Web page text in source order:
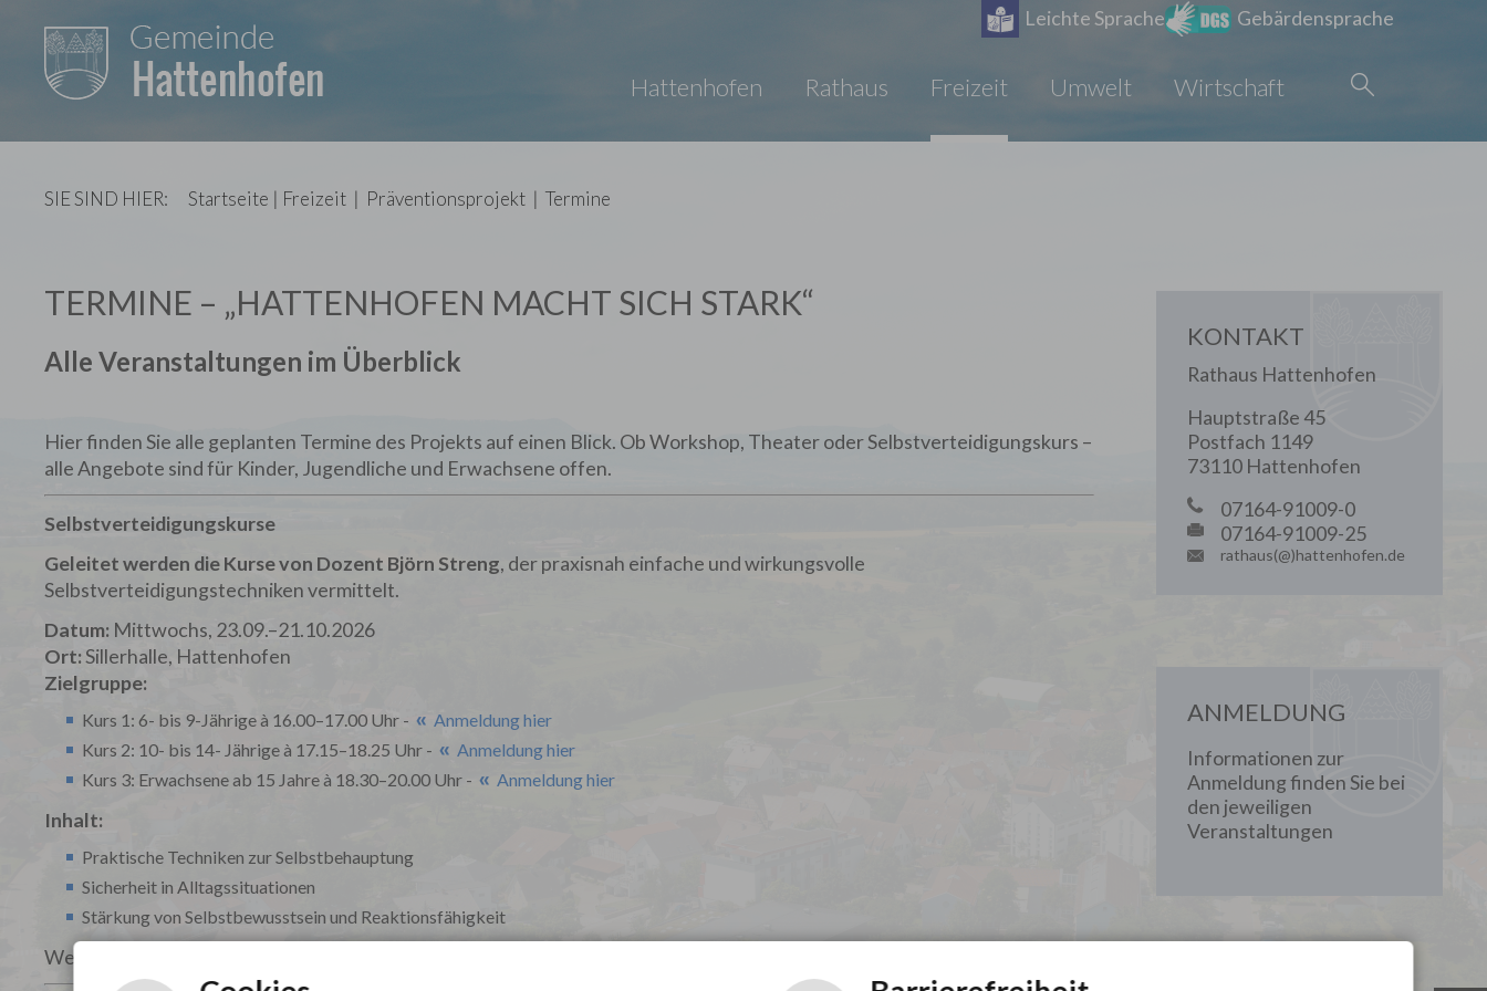
Leichte Sprache Gebärdensprache
Hattenhofen Rathaus Freizeit Umwelt Wirtschaft
SIE SIND HIER: Startseite | Freizeit | Präventionsprojekt | Termine
TERMINE – „HATTENHOFEN MACHT SICH STARK“
Alle Veranstaltungen im Überblick
Hier finden Sie alle geplanten Termine des Projekts auf einen Blick. Ob Workshop, Theater oder Selbstverteidigungskurs –
alle Angebote sind für Kinder, Jugendliche und Erwachsene offen.
Selbstverteidigungskurse
Geleitet werden die Kurse von Dozent Björn Streng, der praxisnah einfache und wirkungsvolle
Selbstverteidigungstechniken vermittelt.
Datum: Mittwochs, 23.09.–21.10.2026
Ort:Sillerhalle, Hattenhofen
Zielgruppe:
Kurs 1: 6- bis 9-Jährige à 16.00–17.00 Uhr -
Anmeldung hier
Kurs 2: 10- bis 14- Jährige à 17.15–18.25 Uhr -
Anmeldung hier
Kurs 3: Erwachsene ab 15 Jahre à 18.30–20.00 Uhr -
Anmeldung hier
Inhalt:
Praktische Techniken zur Selbstbehauptung
Sicherheit in Alltagssituationen
Stärkung von Selbstbewusstsein und Reaktionsfähigkeit
Weitere Informationen erhalten Sie
KONTAKT
Rathaus Hattenhofen
Hauptstraße 45
Postfach 1149
73110 Hattenhofen
07164-91009-0
07164-91009-25
rathaus(@)hattenhofen.de
ANMELDUNG
Informationen zur
Anmeldung finden Sie bei
den jeweiligen
Veranstaltungen